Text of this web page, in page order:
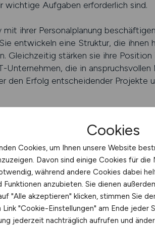
wichtige Aufgaben erforderlich sind.
ihrer Personalplanung
entwickeln eine Struktur, die
Gleichzeitig stärken sie ihre
Unternehmen, die in
den Erfolg entscheidender Projekte
IT-
ein tiefes Verständnis für die
müssen erkennen, welche
durch neue Fachkräfte oder durch
Analyse, klare Strukturen und eine
gewachsen zu sein. Dabei spielt es
Cookies
Cookies, um Ihnen unsere Website
Davon sind einige Cookies für
während andere Cookies dabei
Funktionen anzubieten. Sie dienen
"Alle akzeptieren" klicken, stimmen Sie
"Cookie-Einstellungen" am Ende jeder
jederzeit nachträglich aufrufen und